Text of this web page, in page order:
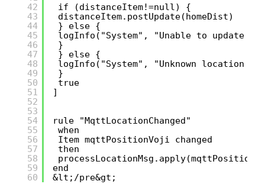
42
43
44
45
46
47
48
49
50
51
52
53
54
55
56
57
58
59
60
if (distanceItem!=null) {
distanceItem.postUpdate(homeDist)
} else {
logInfo("System", "Unable to update
}
} else {
logInfo("System", "Unknown location
}
true
]
rule "MqttLocationChanged"
when
Item mqttPositionVoji changed
then
end
&lt;/pre&gt;